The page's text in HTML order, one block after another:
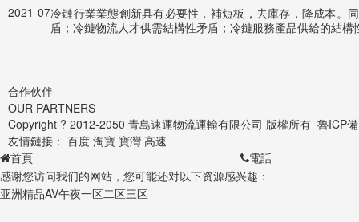
2021-07冷鏈行業業態創新具有必要性，補短板，去庫存，降成本。
盾；冷鏈物流人才供需結構性矛盾；冷鏈服務產品供給的結
合作伙伴
OUR PARTNERS
Copyright ? 2012-2050 青島速運物流運輸有限公司 版權所有 魯ICP
友情鏈接： 百度 淘寶 寶灣 高速
首頁
電話
感谢您访问我们的网站，您可能还对以下资源感兴趣：
亚洲精品AV午夜一区二区三区